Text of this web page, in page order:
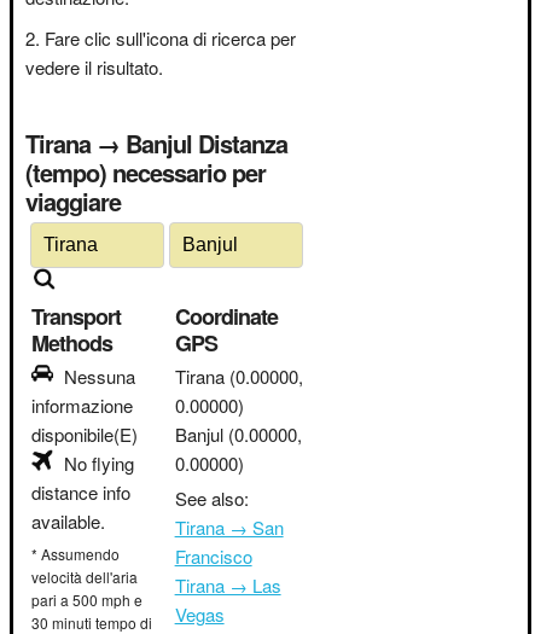
Fare clic sull'icona di ricerca per
vedere il risultato.
Tirana → Banjul Distanza
(tempo) necessario per
viaggiare
Transport
Methods
Nessuna
informazione
disponibile(E)
No flying
distance info
available.
* Assumendo
velocità dell'aria
pari a 500 mph e
30 minuti tempo di
Coordinate
GPS
Tirana (0.00000,
0.00000)
Banjul (0.00000,
0.00000)
See also:
Tirana → San
Francisco
Tirana → Las
Vegas